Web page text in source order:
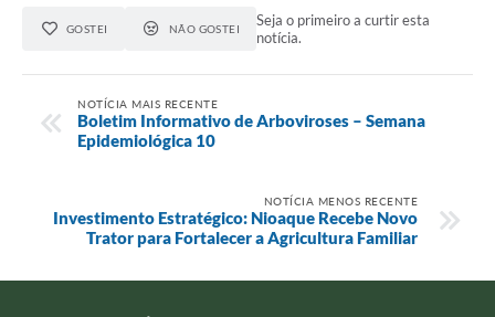
GOSTEI NÃO GOSTEI
Seja o primeiro a curtir esta
notícia.
NOTÍCIA MAIS RECENTE
Boletim Informativo de Arboviroses – Semana
Epidemiológica 10
NOTÍCIA MENOS RECENTE
Investimento Estratégico: Nioaque Recebe Novo
Trator para Fortalecer a Agricultura Familiar